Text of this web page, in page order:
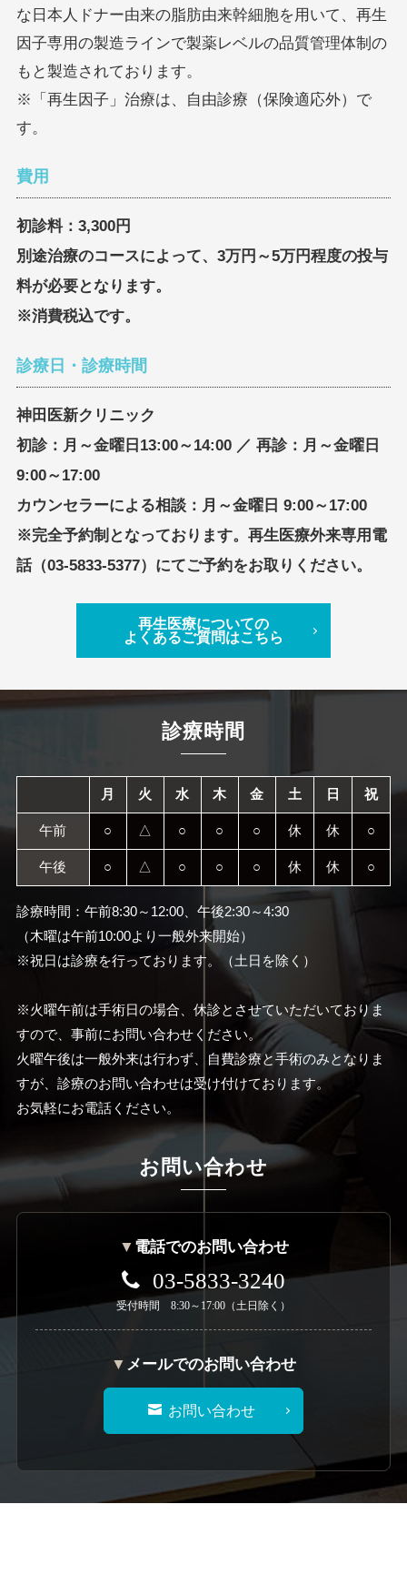
な日本人ドナー由来の脂肪由来幹細胞を用いて、再生
因子専用の製造ラインで製薬レベルの品質管理体制の
もと製造されております。
※「再生因子」治療は、自由診療（保険適応外）で
す。
費用
初診料：3,300円
別途治療のコースによって、3万円～5万円程度の投与
料が必要となります。
※消費税込です。
診療日・診療時間
神田医新クリニック
初診：月～金曜日13:00～14:00 ／ 再診：月～金曜日
9:00～17:00
カウンセラーによる相談：月～金曜日 9:00～17:00
※完全予約制となっております。再生医療外来専用電
話（03-5833-5377）にてご予約をお取りください。
再生医療についての
よくあるご質問はこちら
診療時間
月 火 水 木 金 土 日 祝
午前 ○ △ ○ ○ ○ 休 休 ○
午後 ○ △ ○ ○ ○ 休 休 ○
診療時間：午前8:30～12:00、午後2:30～4:30
（木曜は午前10:00より一般外来開始）
※祝日は診療を行っております。（土日を除く）
※火曜午前は手術日の場合、休診とさせていただいておりま
すので、事前にお問い合わせください。
火曜午後は一般外来は行わず、自費診療と手術のみとなりま
すが、診療のお問い合わせは受け付けております。
お気軽にお電話ください。
お問い合わせ
▼ 電話でのお問い合わせ
03-5833-3240
受付時間 8:30～17:00（土日除く）
▼ メールでのお問い合わせ
お問い合わせ